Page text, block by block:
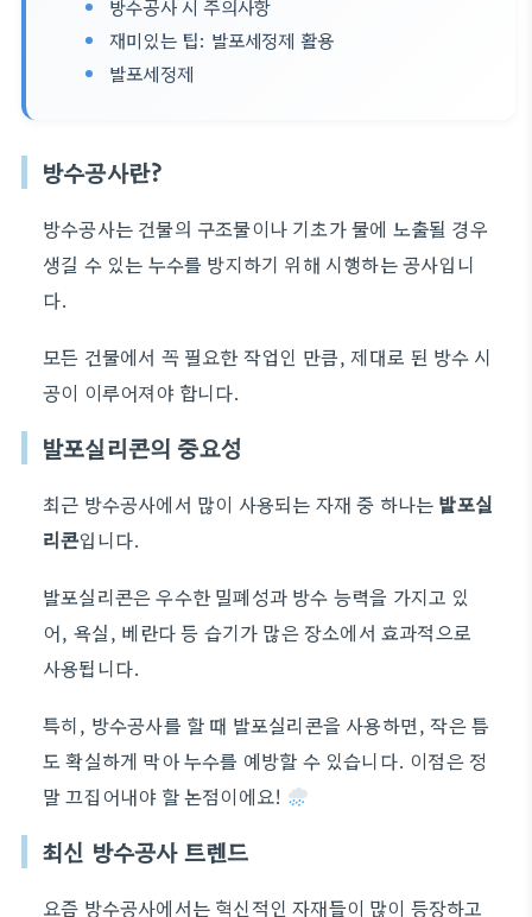
방수공사 시 주의사항
재미있는 팁: 발포세정제 활용
발포세정제
방수공사란?
방수공사는 건물의 구조물이나 기초가 물에 노출될 경우
생길 수 있는 누수를 방지하기 위해 시행하는 공사입니
다.
모든 건물에서 꼭 필요한 작업인 만큼, 제대로 된 방수 시
공이 이루어져야 합니다.
발포실리콘의 중요성
최근 방수공사에서 많이 사용되는 자재 중 하나는 발포실
리콘입니다.
발포실리콘은 우수한 밀폐성과 방수 능력을 가지고 있
어, 욕실, 베란다 등 습기가 많은 장소에서 효과적으로
사용됩니다.
특히, 방수공사를 할 때 발포실리콘을 사용하면, 작은 틈
도 확실하게 막아 누수를 예방할 수 있습니다. 이점은 정
말 끄집어내야 할 논점이에요!
최신 방수공사 트렌드
요즘 방수공사에서는 혁신적인 자재들이 많이 등장하고